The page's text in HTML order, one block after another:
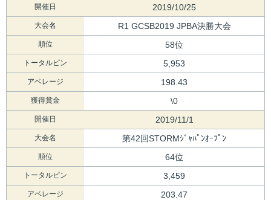
開催日 2019/10/25
大会名 R1 GCSB2019 JPBA決勝大会
順位 58位
トータルピン 5,953
アベレージ 198.43
獲得賞金 \0
開催日 2019/11/1
大会名 第42回STORMｼﾞｬﾊﾟﾝｵｰﾌﾟﾝ
順位 64位
トータルピン 3,459
アベレージ 203.47